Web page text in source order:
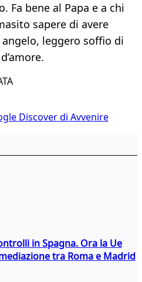
Fa bene al Papa e a chi
sapere di avere
leggero soffio di
Discover di Avvenire
in Spagna. Ora la Ue
tra Roma e Madrid